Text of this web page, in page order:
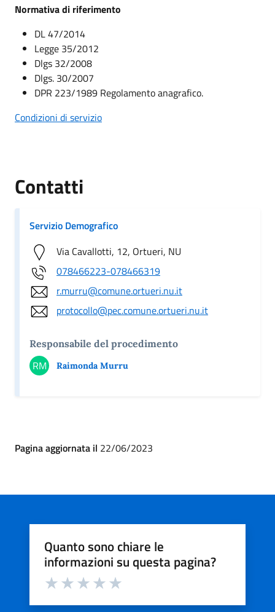
Normativa di riferimento
DL 47/2014
Legge 35/2012
Dlgs 32/2008
Dlgs. 30/2007
DPR 223/1989 Regolamento anagrafico.
Condizioni di servizio
Contatti
Servizio Demografico
Via Cavallotti, 12, Ortueri, NU
078466223-078466319
r.murru@comune.ortueri.nu.it
protocollo@pec.comune.ortueri.nu.it
Responsabile del procedimento
RM Raimonda Murru
Pagina aggiornata il 22/06/2023
Quanto sono chiare le
informazioni su questa pagina?
Valuta da 1 a 5 stelle la pagina